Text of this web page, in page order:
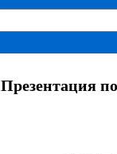
Презентация